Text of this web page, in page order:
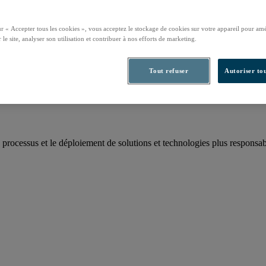
et le déploiement de solutions et technologies plus
« Accepter tous les cookies », vous acceptez le stockage de cookies sur votre appareil pour
le site, analyser son utilisation et contribuer à nos efforts de marketing.
Tout refuser Autoriser